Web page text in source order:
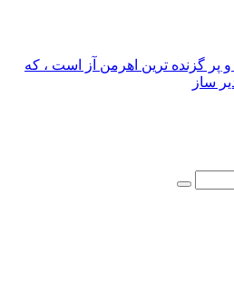
پر گزنده ترین اهرمن آز است ، که
ساز
جستجو